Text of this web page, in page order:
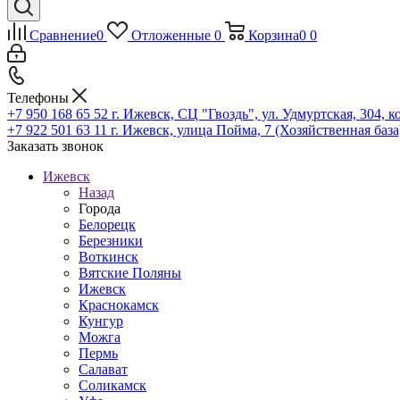
Сравнение0 Отложенные 0 Корзина0 0
Телефоны
+7 950 168 65 52 г. Ижевск, СЦ "Гвоздь", ул. Удмуртская, 304,
+7 922 501 63 11 г. Ижевск, улица Пойма, 7 (Хозяйственная
Заказать звонок
Ижевск
Назад
Города
Белорецк
Березники
Воткинск
Вятские Поляны
Ижевск
Краснокамск
Кунгур
Можга
Пермь
Салават
Соликамск